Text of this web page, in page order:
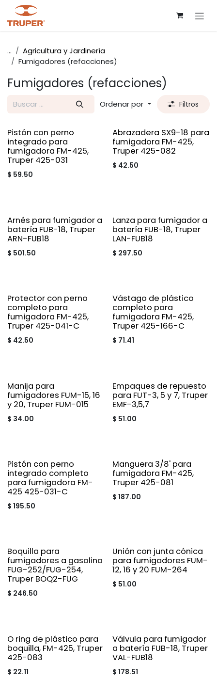
Ir al contenido
...
Agricultura y Jardinería
Fumigadores (refacciones)
Fumigadores (refacciones)
Ordenar por Filtros
Pistón con perno
integrado para
fumigadora FM-425,
Truper 425-031
$ 59.50
Abrazadera SX9-18 para
fumigadora FM-425,
Truper 425-082
$ 42.50
Arnés para fumigador a
batería FUB-18, Truper
ARN-FUB18
$ 501.50
Lanza para fumigador a
batería FUB-18, Truper
LAN-FUB18
$ 297.50
Protector con perno
completo para
fumigadora FM-425,
Truper 425-041-C
$ 42.50
Vástago de plástico
completo para
fumigadora FM-425,
Truper 425-166-C
$ 71.41
Manija para
fumigadores FUM-15, 16
y 20, Truper FUM-015
$ 34.00
Empaques de repuesto
para FUT-3, 5 y 7, Truper
EMF-3,5,7
$ 51.00
Pistón con perno
integrado completo
para fumigadora FM-
425 425-031-C
$ 195.50
Manguera 3/8' para
fumigadora FM-425,
Truper 425-081
$ 187.00
Boquilla para
fumigadores a gasolina
FUG-252/FUG-254,
Truper BOQ2-FUG
$ 246.50
Unión con junta cónica
para fumigadores FUM-
12, 16 y 20 FUM-264
$ 51.00
O ring de plástico para
boquilla, FM-425, Truper
425-083
$ 22.11
Válvula para fumigador
a batería FUB-18, Truper
VAL-FUB18
$ 178.51